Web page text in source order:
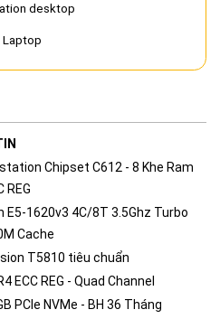
desktop
Laptop
Chipset C612 - 8 Khe Ram
REG
E5-1620v3 4C/8T 3.5Ghz Turbo
Cache
T5810 tiêu chuẩn
ECC REG - Quad Channel
PCIe NVMe - BH 36 Tháng